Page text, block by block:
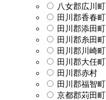
八女郡広川町
田川郡香春町
田川郡添田町
田川郡糸田町
田川郡川崎町
田川郡大任町
田川郡赤村
田川郡福智町
京都郡苅田町